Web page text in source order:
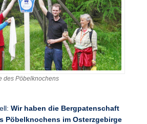
des Pöbelknochens
Wir haben die Bergpatenschaft
Pöbelknochens im Osterzgebirge